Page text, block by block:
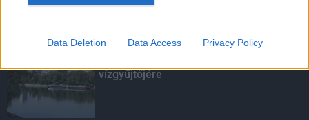
Data Deletion Data Access Privacy Policy
vízgyűjtőjére